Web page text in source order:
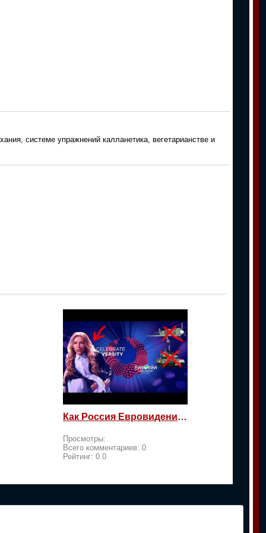
системе упражнений калланетика, вегетарианстве и
Как Россия Евровидение на жалость берет
Просмотры:
Всего комментариев: 0
Рейтинг: 0.0